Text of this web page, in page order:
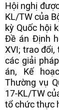
Hội nghị
KL/TW của
kỳ Quốc hội
Đề án Định
XVI; trao đổi,
các giải
án, Kế
Thường vụ
17-KL/TW
tổ chức thực